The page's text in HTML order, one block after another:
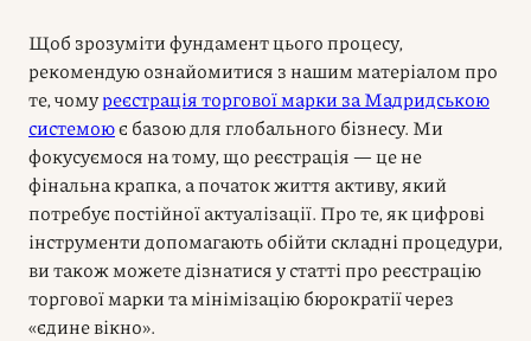
Щоб зрозуміти фундамент цього процесу,
рекомендую ознайомитися з нашим матеріалом про
те, чомуреєстрація торгової марки за Мадридською
системоює базою для глобального бізнесу. Ми
фокусуємося на тому, що реєстрація — це не
фінальна крапка, а початок життя активу, який
потребує постійної актуалізації. Про те, як цифрові
інструменти допомагають обійти складні процедури,
ви також можете дізнатися у статті про реєстрацію
торгової марки та мінімізацію бюрократії через
«єдине вікно».